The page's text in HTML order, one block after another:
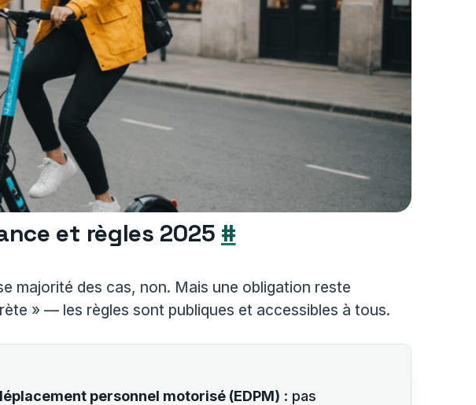
et règles 2025 #
majorité des cas, non. Mais une obligation reste
» — les règles sont publiques et accessibles à tous.
personnel motorisé (EDPM) : pas